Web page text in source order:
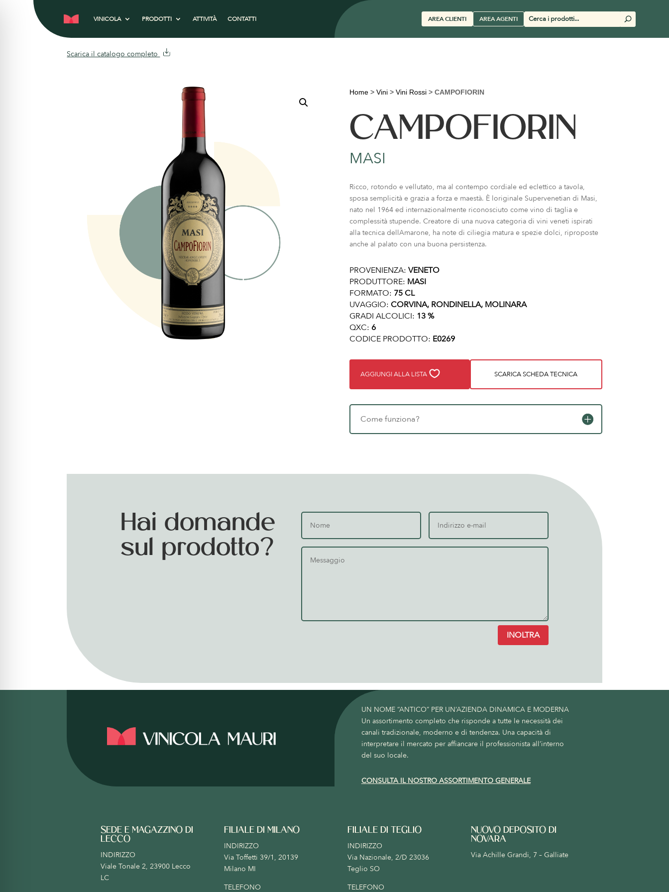
VINICOLA PRODOTTI ATTIVITÀ CONTATTI AREA CLIENTI AREA AGENTI
Cerca
prodotti
U
Scarica il catalogo completo
Home> Vini> Vini Rossi> CAMPOFIORIN
CAMPOFIORIN
MASI
Ricco, rotondo e vellutato, ma al contempo cordiale ed eclettico a tavola,
sposa semplicità e grazia a forza e maestà. È loriginale Supervenetian di Masi,
nato nel 1964 ed internazionalmente riconosciuto come vino di taglia e
complessità stupende. Creatore di una nuova categoria di vini veneti ispirati
alla tecnica dellAmarone, ha note di ciliegia matura e spezie dolci, riproposte
anche al palato con una buona persistenza.
PROVENIENZA: VENETO
PRODUTTORE: MASI
FORMATO: 75 CL
UVAGGIO: CORVINA, RONDINELLA, MOLINARA
GRADI ALCOLICI: 13 %
QXC: 6
CODICE PRODOTTO: E0269
AGGIUNGI ALLA LISTA SCARICA SCHEDA TECNICA
Come funziona?
Hai domande
sul prodotto?
INOLTRA
UN NOME “ANTICO” PER UN’AZIENDA DINAMICA E MODERNA
Un assortimento completo che risponde a tutte le necessità dei
canali tradizionale, moderno e di tendenza. Una capacità di
interpretare il mercato per affiancare il professionista all’interno
del suo locale.
CONSULTA IL NOSTRO ASSORTIMENTO GENERALE
SEDE E MAGAZZINO DI
LECCO
INDIRIZZO
Viale Tonale 2, 23900 Lecco
LC
FILIALE DI MILANO
INDIRIZZO
Via Toffetti 39/1, 20139
Milano MI
TELEFONO
FILIALE DI TEGLIO
INDIRIZZO
Via Nazionale, 2/D 23036
Teglio SO
TELEFONO
NUOVO DEPOSITO DI
NOVARA
Via Achille Grandi, 7 – Galliate